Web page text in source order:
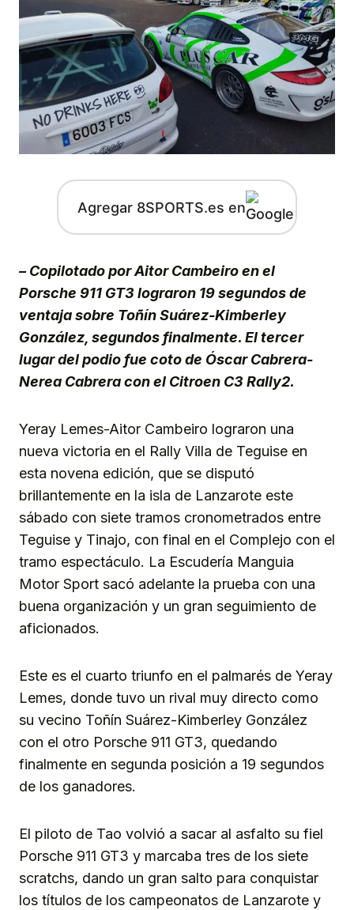
Agregar 8SPORTS.es en
– Copilotado por Aitor Cambeiro en el
Porsche 911 GT3 lograron 19 segundos de
ventaja sobre Toñín Suárez-Kimberley
González, segundos finalmente. El tercer
lugar del podio fue coto de Óscar Cabrera-
Nerea Cabrera con el Citroen C3 Rally2.
Yeray Lemes-Aitor Cambeiro lograron una
nueva victoria en el Rally Villa de Teguise en
esta novena edición, que se disputó
brillantemente en la isla de Lanzarote este
sábado con siete tramos cronometrados entre
Teguise y Tinajo, con final en el Complejo con el
tramo espectáculo. La Escudería Manguia
Motor Sport sacó adelante la prueba con una
buena organización y un gran seguimiento de
aficionados.
Este es el cuarto triunfo en el palmarés de Yeray
Lemes, donde tuvo un rival muy directo como
su vecino Toñín Suárez-Kimberley González
con el otro Porsche 911 GT3, quedando
finalmente en segunda posición a 19 segundos
de los ganadores.
El piloto de Tao volvió a sacar al asfalto su fiel
Porsche 911 GT3 y marcaba tres de los siete
scratchs, dando un gran salto para conquistar
los títulos de los campeonatos de Lanzarote y